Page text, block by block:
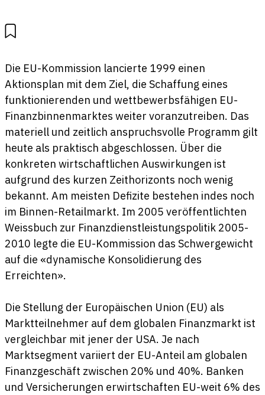
Die EU-Kommission lancierte 1999 einen
Aktionsplan mit dem Ziel, die Schaffung eines
funktionierenden und wettbewerbsfähigen EU-
Finanzbinnenmarktes weiter voranzutreiben. Das
materiell und zeitlich anspruchsvolle Programm gilt
heute als praktisch abgeschlossen. Über die
konkreten wirtschaftlichen Auswirkungen ist
aufgrund des kurzen Zeithorizonts noch wenig
bekannt. Am meisten Defizite bestehen indes noch
im Binnen-Retailmarkt. Im 2005 veröffentlichten
Weissbuch zur Finanzdienstleistungspolitik 2005-
2010 legte die EU-Kommission das Schwergewicht
auf die «dynamische Konsolidierung des
Erreichten».
Die Stellung der Europäischen Union (EU) als
Marktteilnehmer auf dem globalen Finanzmarkt ist
vergleichbar mit jener der USA. Je nach
Marktsegment variiert der EU-Anteil am globalen
Finanzgeschäft zwischen 20% und 40%. Banken
und Versicherungen erwirtschaften EU-weit 6% des